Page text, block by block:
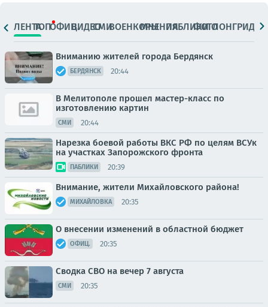
ЛЕНТАТОПОФИЦ.ВИДЕОСМИВОЕНКОРЫМНЕНИЯПАБЛИКИ
ФОТОЛОНГРИДЫ
Вниманию жителей города Бердянск
БЕРДЯНСК 20:44
В Мелитополе прошел мастер-класс по
изготовлению картин
СМИ 20:44
Нарезка боевой работы ВКС РФ по целям ВСУк
на участках Запорожского фронта
ПАБЛИКИ 20:39
Внимание, жители Михайловского района!
МИХАЙЛОВКА 20:35
О внесении изменений в областной бюджет
ОФИЦ. 20:35
Сводка СВО на вечер 7 августа
СМИ 20:35